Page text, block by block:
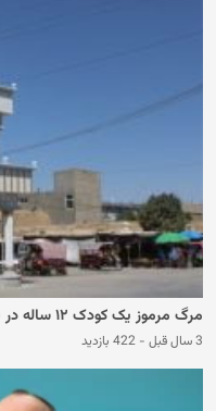
مرگ مرموز یک کودک ۱۲ ساله در فاریاب
3 سال قبل - 422 بازدید